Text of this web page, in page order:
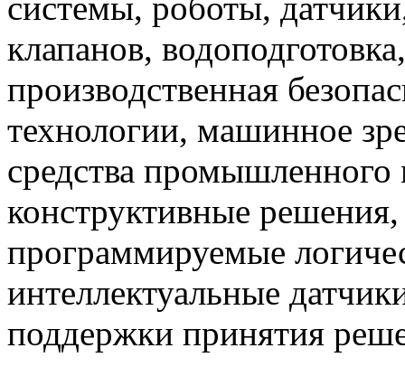
клапанов,
производственная
технологии, машинное
средства
конструктивные
программируемые
интеллектуальные
поддержки принятия